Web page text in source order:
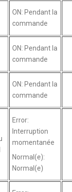
ON: Pendant la
commande
ON: Pendant la
commande
ON: Pendant la
commande
Error:
Interruption
momentanée
Normal(e):
Normal(e)